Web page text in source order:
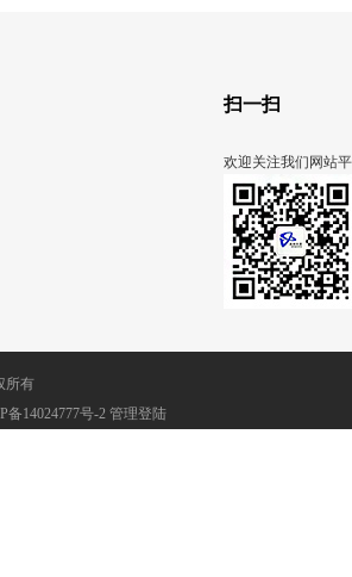
扫一扫
欢迎关注我们网站
所有
备14024777号-2 管理登陆